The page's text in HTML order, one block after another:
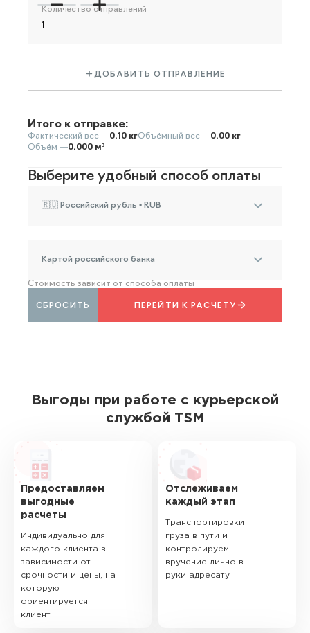
Количество отправлений
ДОБАВИТЬ ОТПРАВЛЕНИЕ
Итого к отправке:
Фактический вес —0.10 кгОбъёмный вес —0.00 кг
Объём —0.000 м³
Выберите удобный способ оплаты
🇷🇺 Российский рубль • RUB
Картой российского банка
Стоимость зависит от способа оплаты
ПЕРЕЙТИ К РАСЧЕТУ
СБРОСИТЬ
Выгоды при работе с курьерской
службой TSM
Предоставляем
выгодные
расчеты
Индивидуально для
каждого клиента в
зависимости от
срочности и цены, на
которую
ориентируется
клиент
Отслеживаем
каждый этап
Транспортировки
груза в пути и
контролируем
вручение лично в
руки адресату